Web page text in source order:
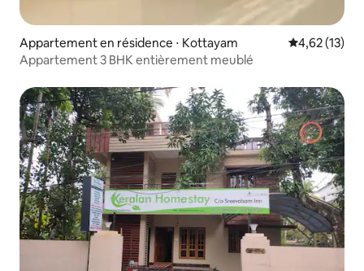
Appartement en résidence ⋅ Kottayam Évaluation
4,62 (13)
Appartement 3 BHK entièrement meublé